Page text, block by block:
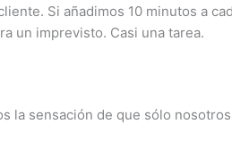
Si añadimos 10 minutos a
un imprevisto. Casi una tarea.
la sensación de que sólo